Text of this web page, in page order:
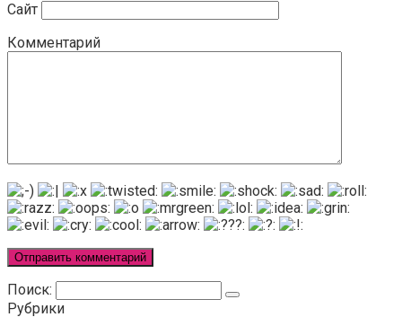
Сайт
Комментарий
Поиск:
Рубрики